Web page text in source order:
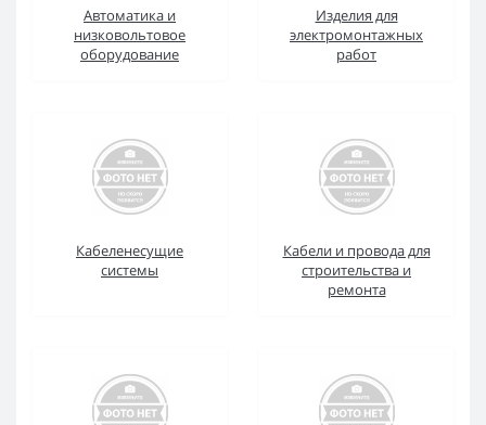
Автоматика и
низковольтовое
оборудование
Изделия для
электромонтажных
работ
Кабеленесущие
системы
Кабели и провода для
строительства и
ремонта